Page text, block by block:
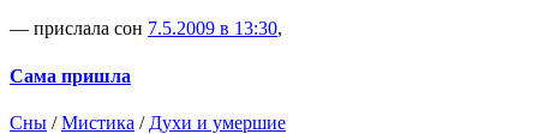
— прислала сон 7.5.2009 в 13:30,
Сама пришла
Сны /Мистика / Духи и умершие